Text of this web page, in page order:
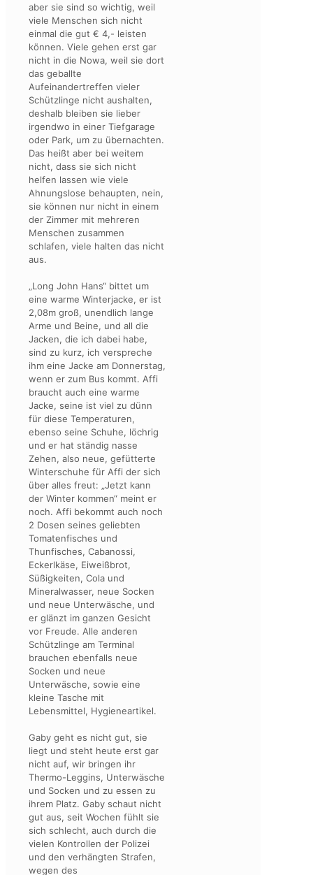
aber sie sind so wichtig, weil
viele Menschen sich nicht
einmal die gut € 4,- leisten
können. Viele gehen erst gar
nicht in die Nowa, weil sie dort
das geballte
Aufeinandertreffen vieler
Schützlinge nicht aushalten,
deshalb bleiben sie lieber
irgendwo in einer Tiefgarage
oder Park, um zu übernachten.
Das heißt aber bei weitem
nicht, dass sie sich nicht
helfen lassen wie viele
Ahnungslose behaupten, nein,
sie können nur nicht in einem
der Zimmer mit mehreren
Menschen zusammen
schlafen, viele halten das nicht
aus.
„Long John Hans“ bittet um
eine warme Winterjacke, er ist
2,08m groß, unendlich lange
Arme und Beine, und all die
Jacken, die ich dabei habe,
sind zu kurz, ich verspreche
ihm eine Jacke am Donnerstag,
wenn er zum Bus kommt. Affi
braucht auch eine warme
Jacke, seine ist viel zu dünn
für diese Temperaturen,
ebenso seine Schuhe, löchrig
und er hat ständig nasse
Zehen, also neue, gefütterte
Winterschuhe für Affi der sich
über alles freut: „Jetzt kann
der Winter kommen“ meint er
noch. Affi bekommt auch noch
2 Dosen seines geliebten
Tomatenfisches und
Thunfisches, Cabanossi,
Eckerlkäse, Eiweißbrot,
Süßigkeiten, Cola und
Mineralwasser, neue Socken
und neue Unterwäsche, und
er glänzt im ganzen Gesicht
vor Freude. Alle anderen
Schützlinge am Terminal
brauchen ebenfalls neue
Socken und neue
Unterwäsche, sowie eine
kleine Tasche mit
Lebensmittel, Hygieneartikel.
Gaby geht es nicht gut, sie
liegt und steht heute erst gar
nicht auf, wir bringen ihr
Thermo-Leggins, Unterwäsche
und Socken und zu essen zu
ihrem Platz. Gaby schaut nicht
gut aus, seit Wochen fühlt sie
sich schlecht, auch durch die
vielen Kontrollen der Polizei
und den verhängten Strafen,
wegen des